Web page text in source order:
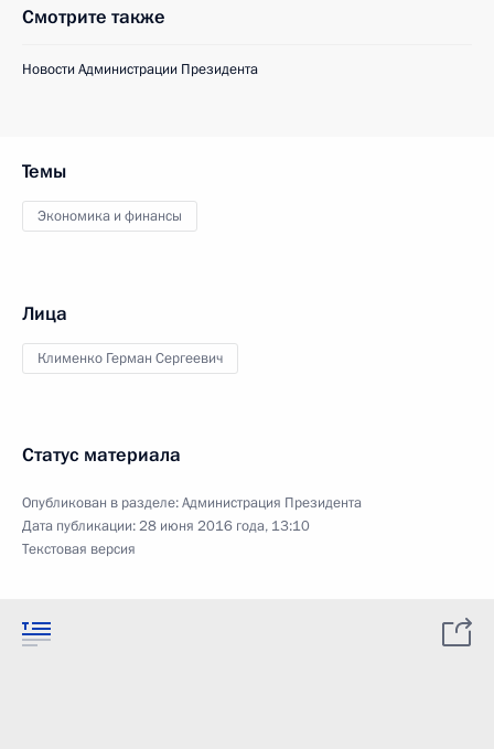
Смотрите также
Новости Администрации Президента
Темы
Экономика и финансы
Лица
Клименко Герман Сергеевич
Статус материала
Опубликован в разделе:Администрация Президента
Дата публикации:28 июня 2016 года, 13:10
Текстовая версия